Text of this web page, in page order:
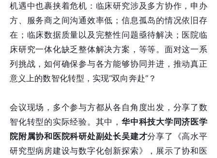
机遇中也裹挟着危机：临床研究涉及多方协作，申办
方、服务商之间沟通效率低；信息孤岛的情况依旧存
在；临床数据质量以及完整性问题亟待解决；医院临
床研究一体化缺乏整体解决方案，等等。面对这一系
列挑战，如何确保参与各方能够协同并进，推动真正
意义上的数智化转型，实现“双向奔赴”？
会议现场，多个参与方都从各自角度出发，分享了数
智化转型的实际经验。其中， 华中科技大学同济医学
院附属协和医院科研处副处长吴建才分享了《高水平
研究型病房建设与数字化创新探索》，展示了协和医